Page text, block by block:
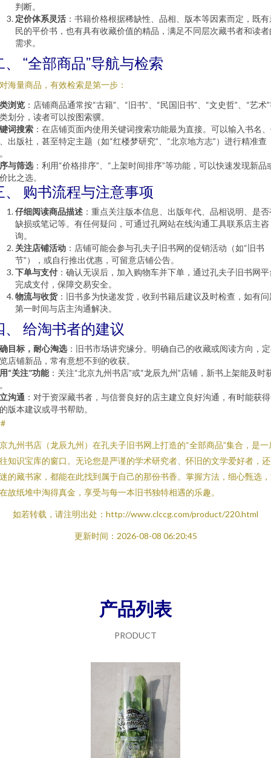
判断。
定价体系灵活 ：书籍价格根据稀缺性、品相、版本等因素而定，既有
民的平价书，也有具有收藏价值的精品，满足不同层次藏书者和读者
需求。
、 “全部商品”导航与检索
海量商品，有效检索是第一步：
浏览 ：店铺商品通常按“古籍”、“旧书”、“民国旧书”、“文史哲”、“艺术
划分，读者可以按图索骥。
词搜索 ：在店铺页面内使用关键词搜索功能最为直接。可以输入书名
出版社，甚至特定主题（如“红楼梦研究”、“北京地方志”）进行精准查
与筛选：利用“价格排序”、“上架时间排序”等功能，可以快速发现新品
比之选。
、 购书流程与注意事项
仔细阅读商品描述 ：重点关注版本信息、出版年代、品相说明、是
缺损或笔记等。有任何疑问，可通过孔网站在线沟通工具联系店主咨
询。
关注店铺活动 ：店铺可能会参与孔夫子旧书网的促销活动（如“旧书
节”），或自行推出优惠，可留意店铺公告。
下单与支付 ：确认无误后，加入购物车并下单，通过孔夫子旧书网平
完成支付，保障交易安全。
物流与收货：旧书多为快递发货，收到书籍后建议及时检查，如有问
第一时间与店主沟通解决。
、 给淘书者的建议
目标，耐心淘选：旧书市场讲究缘分。明确自己的收藏或阅读方向，
店铺新品，常有意想不到的收获。
“关注”功能：关注“北京九州书店”或“龙辰九州”店铺，新书上架能及时
沟通 ：对于资深藏书者，与信誉良好的店主建立良好沟通，有时能获
版本建议或寻书帮助。
九州书店（龙辰九州）在孔夫子旧书网上打造的“全部商品”集合，是一
知识宝库的窗口。无论您是严谨的学术研究者、怀旧的文学爱好者，
的藏书家，都能在此找到属于自己的那份书香。掌握方法，细心甄选
故纸堆中淘得真金，享受与每一本旧书独特相遇的乐趣。
如若转载，请注明出处：http://www.clccg.com/product/220.html
更新时间：2026-08-08 06:20:45
产品列表
PRODUCT